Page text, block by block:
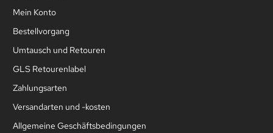
Mein Konto
Bestellvorgang
Umtausch und Retouren
GLS Retourenlabel
Zahlungsarten
Versandarten und -kosten
Allgemeine Geschäftsbedingungen